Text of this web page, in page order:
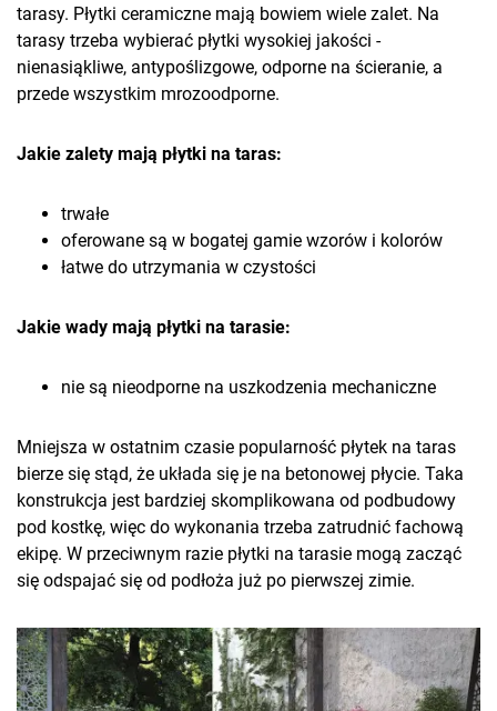
tarasy. Płytki ceramiczne mają bowiem wiele zalet. Na
tarasy trzeba wybierać płytki wysokiej jakości -
nienasiąkliwe, antypoślizgowe, odporne na ścieranie, a
przede wszystkim mrozoodporne.
Jakie zalety mają płytki na taras:
trwałe
oferowane są w bogatej gamie wzorów i kolorów
łatwe do utrzymania w czystości
Jakie wady mają płytki na tarasie:
nie są nieodporne na uszkodzenia mechaniczne
Mniejsza w ostatnim czasie popularność płytek na taras
bierze się stąd, że układa się je na betonowej płycie. Taka
konstrukcja jest bardziej skomplikowana od podbudowy
pod kostkę, więc do wykonania trzeba zatrudnić fachową
ekipę. W przeciwnym razie płytki na tarasie mogą zacząć
się odspajać się od podłoża już po pierwszej zimie.